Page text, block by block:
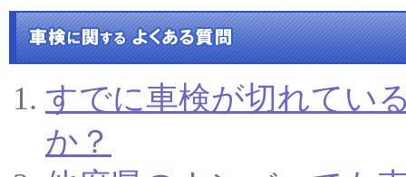
すでに車検が切れてい
か？